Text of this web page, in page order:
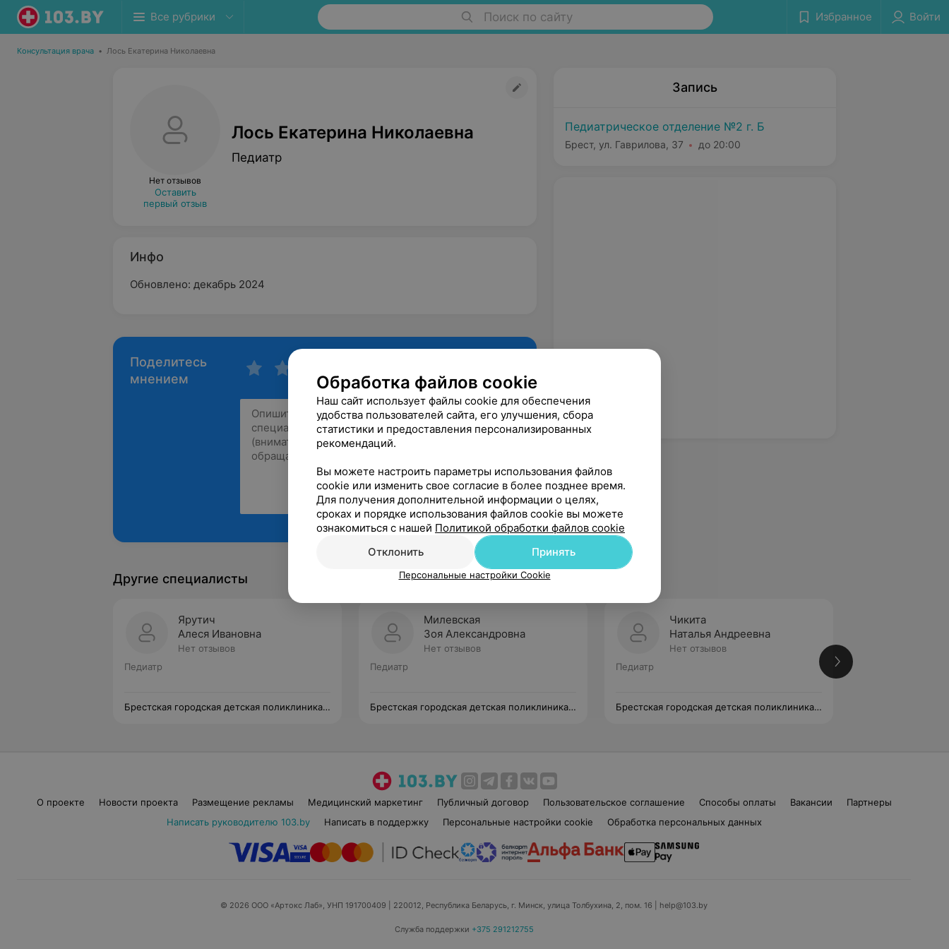
Все рубрики Поиск по сайту Избранное Войти
Консультация врача • Лось Екатерина Николаевна
Нет отзывов
Оставить
первый отзыв
Лось Екатерина Николаевна
Педиатр
Инфо
Обновлено: декабрь 2024
Поделитесь
мнением
Рекомендую
Запись
Педиатрическое отделение №2 г. Б
Брест, ул. Гаврилова, 37 до 20:00
Другие специалисты
Ярутич
Алеся Ивановна
Нет отзывов
Педиатр
Брестская городская детская поликлиника
Милевская
Зоя Александровна
Нет отзывов
Педиатр
Брестская городская детская поликлиника
Чикита
Наталья Андреевна
Нет отзывов
Педиатр
Брестская городская детская поликлиника
О проекте Новости проекта Размещение рекламы Медицинский маркетинг Публичный договор Пользовательское соглашение Способы оплаты Вакансии
Партнеры
Написать руководителю 103.by
Написать в поддержку Персональные настройки cookie Обработка персональных данных
© 2026 ООО «Артокс Лаб», УНП 191700409 | 220012, Республика Беларусь, г. Минск, улица Толбухина, 2, пом. 16 | help@103.by
Служба поддержки +375 291212755
Обработка файлов cookie
Наш сайт использует файлы cookie для обеспечения
удобства пользователей сайта, его улучшения, сбора
статистики и предоставления персонализированных
рекомендаций.
Вы можете настроить параметры использования файлов
cookie или изменить свое согласие в более позднее время.
Для получения дополнительной информации о целях,
сроках и порядке использования файлов cookie вы можете
ознакомиться с нашей Политикой обработки файлов cookie
Отклонить
Принять
Персональные настройки Cookie